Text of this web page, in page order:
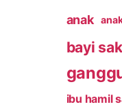
anak
bayi
ibu hamil